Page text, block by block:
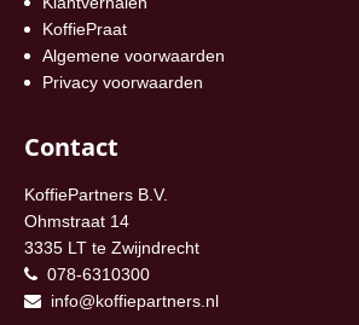
KoffiePraat
Algemene voorwaarden
Privacy voorwaarden
Contact
KoffiePartners B.V.
Ohmstraat 14
3335 LT te Zwijndrecht
078-6310300
info@koffiepartners.nl